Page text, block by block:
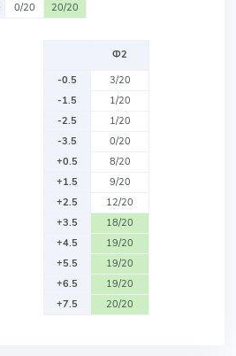
0/20 20/20
Ф2
-0.5
3/20
-1.5
1/20
-2.5
1/20
-3.5
0/20
+0.5
8/20
+1.5
9/20
+2.5
12/20
+3.5
18/20
+4.5
19/20
+5.5
19/20
+6.5
19/20
+7.5
20/20